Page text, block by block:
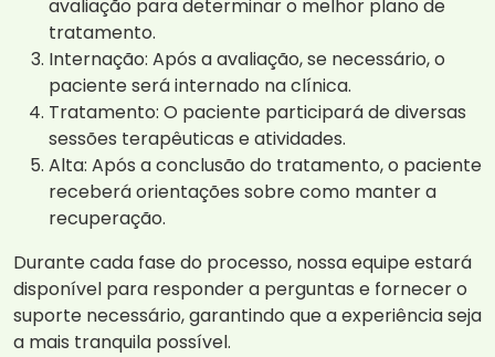
avaliação para determinar o melhor plano de
tratamento.
Internação: Após a avaliação, se necessário, o
paciente será internado na clínica.
Tratamento: O paciente participará de diversas
sessões terapêuticas e atividades.
Alta: Após a conclusão do tratamento, o paciente
receberá orientações sobre como manter a
recuperação.
Durante cada fase do processo, nossa equipe estará
disponível para responder a perguntas e fornecer o
suporte necessário, garantindo que a experiência seja
a mais tranquila possível.